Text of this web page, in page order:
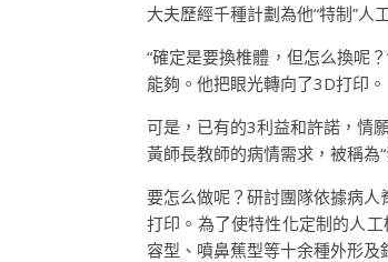
大夫歷經千種計劃為他“特制”人
“確定是要換椎體，但怎么換呢
能夠。他把眼光轉向了3D打印。
可是，已有的3利益和許諾，情
黃師長教師的病情需求，被稱為
要怎么做呢？研討團隊依據病
打印。為了使特性化定制的人
容型、噴鼻蕉型等十余種外形及